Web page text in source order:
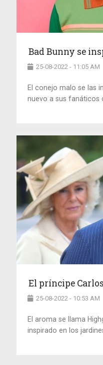
Bad Bunny se
25-08-2022 - 11:05 AM
El conejo malo se las
nuevo a sus fanáticos
El príncipe
25-08-2022 - 10:53 AM
El aroma se llama
inspirado en los